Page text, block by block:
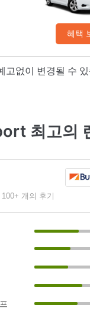
혜택
고없이 변경될 수
최고의
100+ 개의 후기